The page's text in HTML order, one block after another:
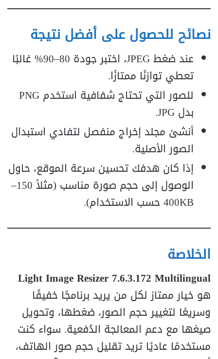
نصائح للحصول على أفضل نتيجة
عند ضغط JPEG، اختبر جودة 80–90% غالبًا
تعطي توازنًا ممتازًا.
للصور التي تحتاج شفافية استخدم PNG
بدل JPG.
أنشئ مجلد إخراج منفصل لتفادي استبدال
الصور الأصلية.
إذا كان هدفك تحسين سرعة الموقع، حاول
الوصول إلى حجم صورة مناسب (مثلاً 150–
400KB حسب الاستخدام).
الخلاصة
Light Image Resizer 7.6.3.172 Multilingual
هو خيار ممتاز لكل من يريد برنامجًا خفيفًا
وسريعًا لتغيير حجم الصور، ضغطها، وتحويل
صيغها مع دعم المعالجة الدُفعية. سواء كنت
مستخدمًا عاديًا تريد تقليل حجم صور الهاتف،